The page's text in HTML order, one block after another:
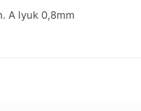
A lyuk 0,8mm